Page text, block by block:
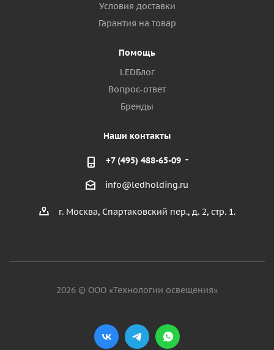
Условия доставки
Гарантия на товар
Помощь
LEDБлог
Вопрос-ответ
Бренды
Наши контакты
+7 (495) 488-65-09
info@ledholding.ru
г. Москва, Спартаковский пер., д. 2, стр. 1.
2026 © ООО «Технологии освещения»